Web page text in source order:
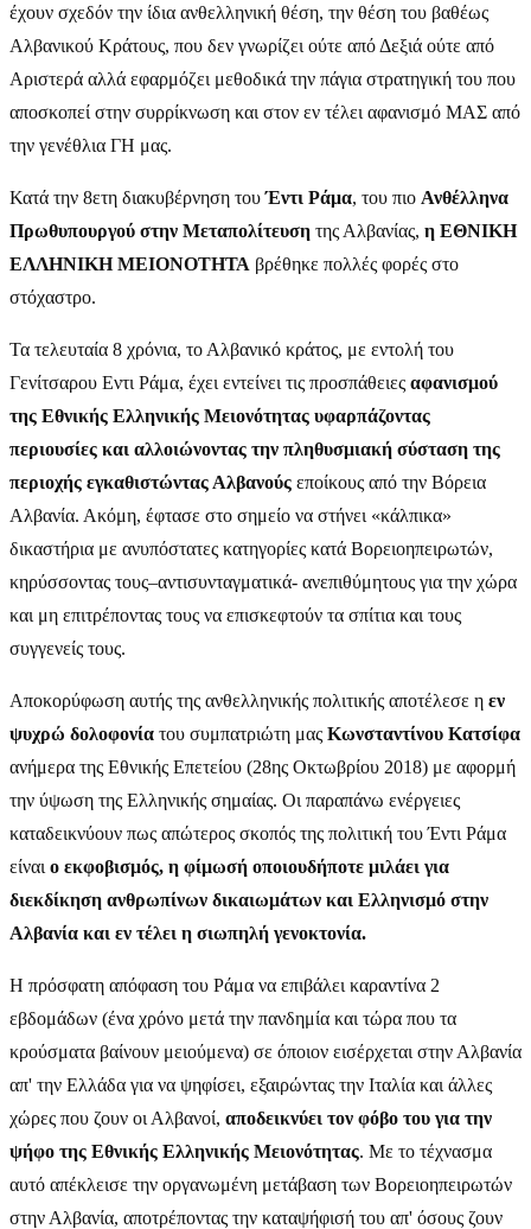
έχουν σχεδόν την ίδια ανθελληνική θέση, την θέση του βαθέως
Αλβανικού Κράτους, που δεν γνωρίζει ούτε από Δεξιά ούτε από
Αριστερά αλλά εφαρμόζει μεθοδικά την πάγια στρατηγική του που
αποσκοπεί στην συρρίκνωση και στον εν τέλει αφανισμό ΜΑΣ από
την γενέθλια ΓΗ μας.
Κατά την 8ετη διακυβέρνηση τουΈντι Ράμα, του πιο Ανθέλληνα
Πρωθυπουργού στην Μεταπολίτευση της Αλβανίας, η ΕΘΝΙΚΗ
ΕΛΛΗΝΙΚΗ ΜΕΙΟΝΟΤΗΤΑ βρέθηκε πολλές φορές στο
στόχαστρο.
Τα τελευταία 8 χρόνια, το Αλβανικό κράτος, με εντολή του
Γενίτσαρου Εντι Ράμα, έχει εντείνει τις προσπάθειες αφανισμού
της Εθνικής Ελληνικής Μειονότητας υφαρπάζοντας
περιουσίες και αλλοιώνοντας την πληθυσμιακή σύσταση της
περιοχής εγκαθιστώντας Αλβανούς εποίκους από την Βόρεια
Αλβανία. Ακόμη, έφτασε στο σημείο να στήνει «κάλπικα»
δικαστήρια με ανυπόστατες κατηγορίες κατά Βορειοηπειρωτών,
κηρύσσοντας τους–αντισυνταγματικά- ανεπιθύμητους για την χώρα
και μη επιτρέποντας τους να επισκεφτούν τα σπίτια και τους
συγγενείς τους.
Αποκορύφωση αυτής της ανθελληνικής πολιτικής αποτέλεσε η εν
ψυχρώ δολοφονία του συμπατριώτη μας Κωνσταντίνου Κατσίφα
ανήμερα της Εθνικής Επετείου (28ης Οκτωβρίου 2018) με αφορμή
την ύψωση της Ελληνικής σημαίας. Οι παραπάνω ενέργειες
καταδεικνύουν πως απώτερος σκοπός της πολιτική του Έντι Ράμα
είναι ο εκφοβισμός, η φίμωσή οποιουδήποτε μιλάει για
διεκδίκηση ανθρωπίνων δικαιωμάτων και Ελληνισμό στην
Αλβανία και εν τέλει η σιωπηλή γενοκτονία.
Η πρόσφατη απόφαση του Ράμα να επιβάλει καραντίνα 2
εβδομάδων (ένα χρόνο μετά την πανδημία και τώρα που τα
κρούσματα βαίνουν μειούμενα) σε όποιον εισέρχεται στην Αλβανία
απ' την Ελλάδα για να ψηφίσει, εξαιρώντας την Ιταλία και άλλες
χώρες που ζουν οι Αλβανοί, αποδεικνύει τον φόβο του για την
ψήφο της Εθνικής Ελληνικής Μειονότητας. Με το τέχνασμα
αυτό απέκλεισε την οργανωμένη μετάβαση των Βορειοηπειρωτών
στην Αλβανία, αποτρέποντας την καταψήφισή του απ' όσους ζουν